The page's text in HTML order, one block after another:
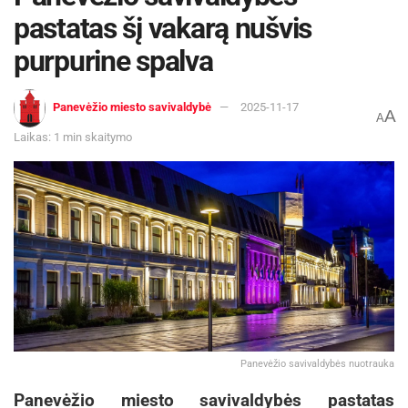
pastatas šį vakarą nušvis
purpurine spalva
Panevėžio miesto savivaldybė 2025-11-17
Laikas: 1 min skaitymo
AA
Panevėžio savivaldybės nuotrauka
Panevėžio miesto savivaldybės pastatas